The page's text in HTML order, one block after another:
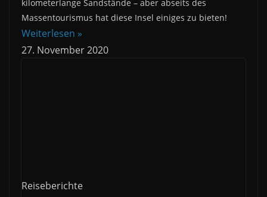
kilometerlange Sandstände – aber abseits des
Massentourismus hat diese Insel einiges zu bieten!
Weiterlesen »
27. November 2020
Reiseberichte